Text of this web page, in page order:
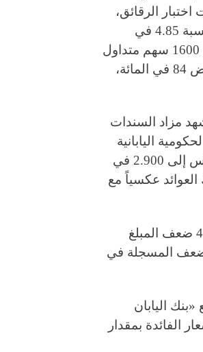
الرقائق،
بنسبة 4.42 في المائة. وقفز سهم شركة «ميتسوي وشركاه» التجارية بنسبة 4.85 في
المائة، ليصبح بذلك السهم الأعلى ربحاً في مؤشر «نيكي». وبين أكثر من 1600 سهم متداول
في السوق الرئيسية لـ«بورصة طوكيو»، ارتفع 12 في المائة منها، وانخفض 84 في المائة،
مزاد السندات
الحكومية اليابانية
لأجل 20 عاماً انخفاضه بعد نتائج المزاد، فقد تراجع بمقدار 4.5 نقطة أساس إلى 2.900 في
وتتحرك العوائد عكسياً مع
وتلقى مزاد سندات الخزانة اليابانية لأجل 20 عاماً عروضاً بلغت قيمتها 4.1 ضعف المبلغ
وهي أعلى نسبة منذ مايو (أيار) 2020، وأعلى من نسبة 3.28 ضعف المسجلة في
اليابان
الفائدة بمقدار